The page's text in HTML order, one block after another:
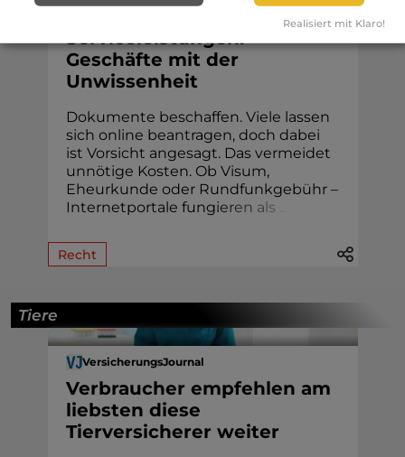
Serviceleistungen:
Geschäfte mit der
Unwissenheit
Dokumente beschaffen. Viele lassen
sich online beantragen, doch dabei
ist Vorsicht angesagt. Das vermeidet
unnötige Kosten. Ob Visum,
Eheur­kunde oder Rund­funk­gebühr –
Internetportale fungieren als
Recht
Tiere
VersicherungsJournal
Verbraucher empfehlen am
liebsten diese
Tierversicherer weiter
Realisiert mit Klaro!